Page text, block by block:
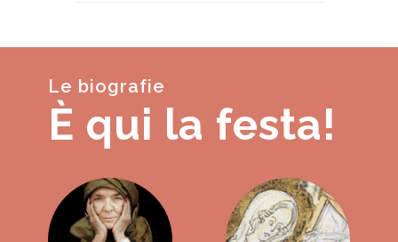
Le biografie
È qui la festa!